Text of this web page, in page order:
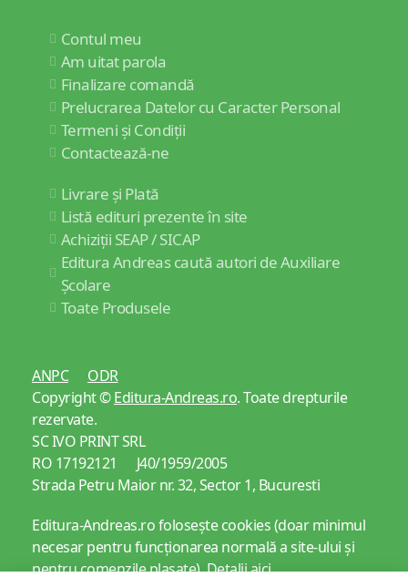
Contul meu
Am uitat parola
Finalizare comandă
Prelucrarea Datelor cu Caracter Personal
Termeni și Condiții
Contactează-ne
Livrare și Plată
Listă edituri prezente în site
Achiziții SEAP / SICAP
Editura Andreas caută autori de Auxiliare
Școlare
Toate Produsele
ANPC
ODR
Copyright ©Editura-Andreas.ro. Toate drepturile
rezervate.
SC IVO PRINT SRL
RO 17192121 J40/1959/2005
Strada Petru Maior nr. 32, Sector 1, Bucuresti
Editura-Andreas.ro folosește cookies (doar minimul
necesar pentru funcționarea normală a site-ului și
pentru comenzile plasate).Detalii aici